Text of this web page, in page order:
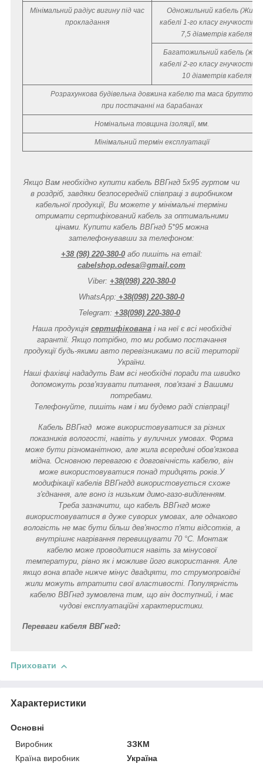
Мінімальний радіус вигину під час
прокладання
Одножильний кабель (Жили
кабелі 1-го класу гнучкості
7,5 діаметрів кабеля
Багатожильний кабель
кабелі 2-го класу гнучкості
10 діаметрів кабеля
Розрахункова будівельна довжина кабелю та маса брутто
при постачанні на барабанах
Номінальна товщина ізоляції, мм.
Мінімальний термін експлуатації
Переваги кабеля ВВГнгд:
Кабель ВВГнгд може використовуватися за різних
показників вологості, навіть у вуличних умовах. Форма
може бути різноманітною, але жила всередині обов'язкова
мідна. Основною перевагою є довговічність кабелю, він
може використовуватися понад тридцять років.У
модифікації кабелів ВВГнгдд використовується схоже
з'єднання, але воно із низьким димо-газо-виділенням.
Треба зазначити, що кабель ВВГнгд може
використовуватися в дуже суворих умовах, але однаково
вологість не має бути більш дев'яносто п'яти відсотків, а
внутрішнє нагрівання перевищувати 70 °C. Монтаж
кабелю може проводитися навіть за мінусової
температури, рівно як і можливе його використання. Але
якщо вона впаде нижче мінус двадцяти, то струмопровідні
жили можуть втратити свої властивості. Популярність
кабелю ВВГнгд зумовлена тим, що він доступний, і має
чудові експлуатаційні характеристики.
Якщо Вам необхідно купити кабель ВВГнгд 5х95 гуртом чи
в роздріб, завдяки безпосередній співпраці з виробником
кабельної продукції, Ви можете у мінімальні терміни
отримати сертифікований кабель за оптимальними
цінами. Купити кабель ВВГнгд 5*95 можна
зателефонувавши за телефоном:
+38 (98) 220-380-0або пишіть на email:
cabelshop.odesa@gmail.com
Viber: +38(098) 220-380-0
WhatsApp: +38(098) 220-380-0
Telegram: +38(098) 220-380-0
Наша продукція сертифікованаі на неї є всі необхідні
гарантії. Якщо потрібно, то ми робимо постачання
продукції будь-якими авто перевізниками по всій території
України.
Наші фахівці нададуть Вам всі необхідні поради та швидко
допоможуть розв'язувати питання, пов'язані з Вашими
потребами.
Телефонуйте, пишіть нам і ми будемо раді співпраці!
Приховати
Характеристики
Основні
Виробник
ЗЗКМ
Країна виробник
Україна